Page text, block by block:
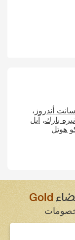
أندروز
بارك آيل
هوتل
Gold